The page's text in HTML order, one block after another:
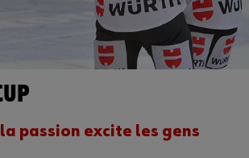
passion excite les gens